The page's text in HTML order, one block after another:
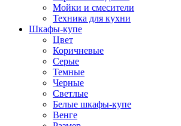
Мойки и смесители
Техника для кухни
Шкафы-купе
Цвет
Коричневые
Серые
Темные
Черные
Светлые
Белые шкафы-купе
Венге